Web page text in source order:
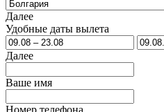
Далее
Удобные даты вылета
Далее
Ваше имя
Номер телефона